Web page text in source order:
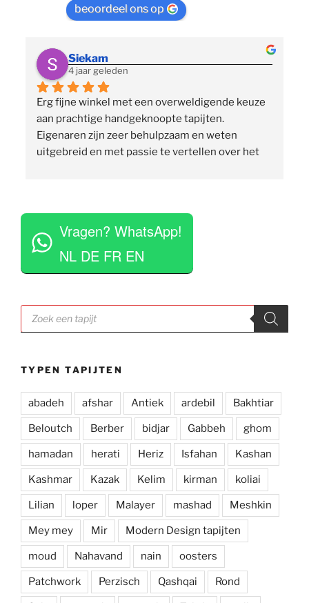
beoordeel ons op
Siekam
4 jaar geleden
Erg fijne winkel met een overweldigende keuze
aan prachtige handgeknoopte tapijten.
Eigenaren zijn zeer behulpzaam en weten
uitgebreid en met passie te vertellen over het
tapijten voor je uit te rollen. Tegelijkertijd niet
opdringerig en geven je rustig de tijd om je
eigen keuze te maken. Tevens erg competitieve
prijzen. Al met al een zeer positieve ervaring en
Vragen? WhatsApp!
NL DE FR EN
Producten
zoeken
TYPEN TAPIJTEN
abadeh afshar Antiek ardebil Bakhtiar
Beloutch Berber bidjar Gabbeh ghom
hamadan herati Heriz Isfahan Kashan
Kashmar Kazak Kelim kirman koliai
Lilian loper Malayer mashad Meshkin
Mey mey Mir Modern Design tapijten
moud Nahavand nain oosters
Patchwork Perzisch Qashqai Rond